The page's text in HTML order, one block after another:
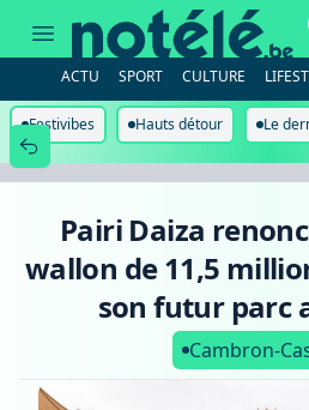
Daiza
renonce
wallon
de
11,5
millions
d’euros
aquatique
ACTU SPORT CULTURE
Festivibes Hauts détour Le
Pairi Daiza
wallon de 11,5
son futur parc
Cambron-